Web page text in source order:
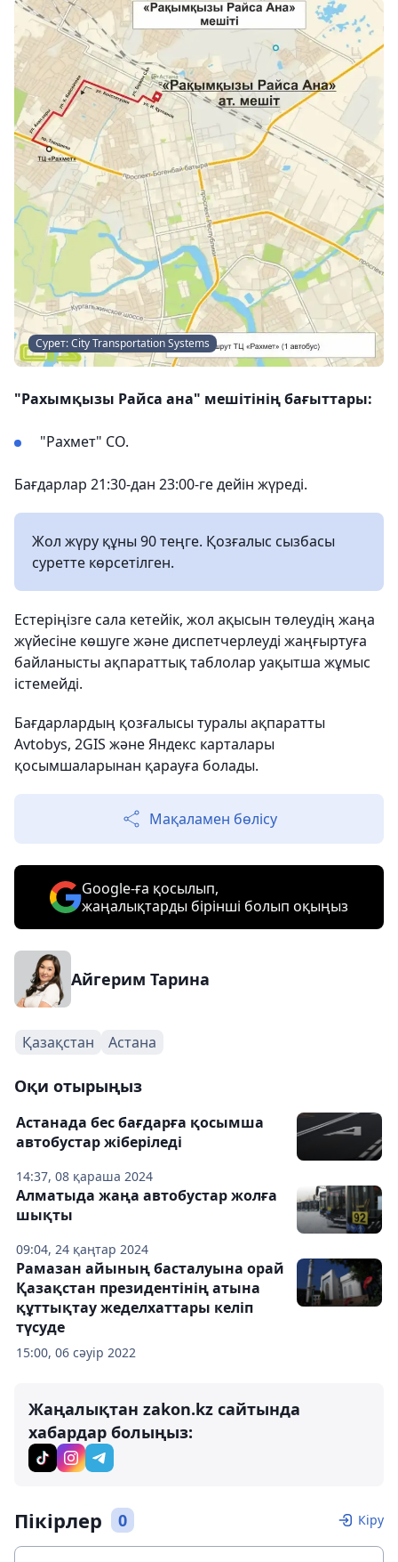
Сурет: City Transportation Systems
"Рахымқызы Райса ана" мешітінің бағыттары:
"Рахмет" СО.
Бағдарлар 21:30-дан 23:00-ге дейін жүреді.
Жол жүру құны 90 теңге. Қозғалыс сызбасы
суретте көрсетілген.
Естеріңізге сала кетейік, жол ақысын төлеудің жаңа
жүйесіне көшуге және диспетчерлеуді жаңғыртуға
байланысты ақпараттық таблолар уақытша жұмыс
істемейді.
Бағдарлардың қозғалысы туралы ақпаратты
Avtobys, 2GIS және Яндекс карталары
қосымшаларынан қарауға болады.
Мақаламен бөлісу
Google-ға қосылып,
жаңалықтарды бірінші болып оқыңыз
Айгерим Тарина
Қазақстан Астана
Оқи отырыңыз
14:37, 08 қараша 2024
Астанада бес бағдарға қосымша
автобустар жіберіледі
09:04, 24 қаңтар 2024
Алматыда жаңа автобустар жолға
шықты
15:00, 06 сәуір 2022
Рамазан айының басталуына орай
Қазақстан президентінің атына
құттықтау жеделхаттары келіп
түсуде
Жаңалықтан zakon.kz сайтында
хабардар болыңыз:
Пікірлер 0 Кіру